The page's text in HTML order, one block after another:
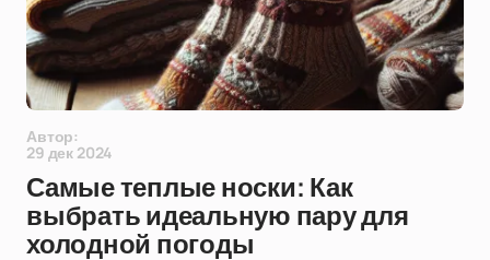
Автор:
29 дек 2024
Самые теплые носки: Как
выбрать идеальную пару для
холодной погоды